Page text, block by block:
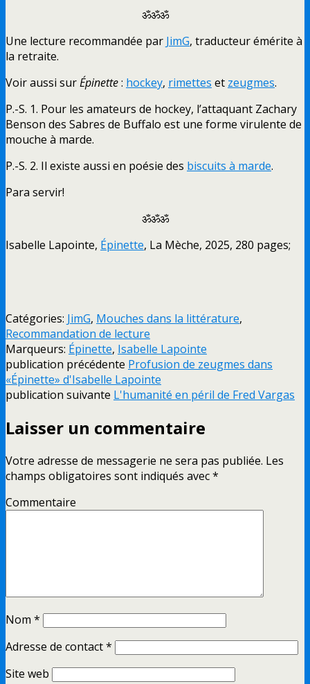
ॐॐॐ
Une lecture recommandée par JimG, traducteur émérite à
la retraite.
Voir aussi surÉpinette: hockey, rimettes et zeugmes.
P.-S. 1. Pour les amateurs de hockey, l’attaquant Zachary
Benson des Sabres de Buffalo est une forme virulente de
mouche à marde.
P.-S. 2. Il existe aussi en poésie des biscuits à marde.
Para servir!
ॐॐॐ
Isabelle Lapointe, Épinette, La Mèche, 2025, 280 pages;
Catégories: JimG, Mouches dans la littérature,
Recommandation de lecture
Marqueurs: Épinette, Isabelle Lapointe
publication précédente Profusion de zeugmes dans
«Épinette» d'Isabelle Lapointe
publication suivante L'humanité en péril de Fred Vargas
Laisser un commentaire
Votre adresse de messagerie ne sera pas publiée. Les
champs obligatoires sont indiqués avec*
Commentaire
Nom *
Adresse de contact*
Site web